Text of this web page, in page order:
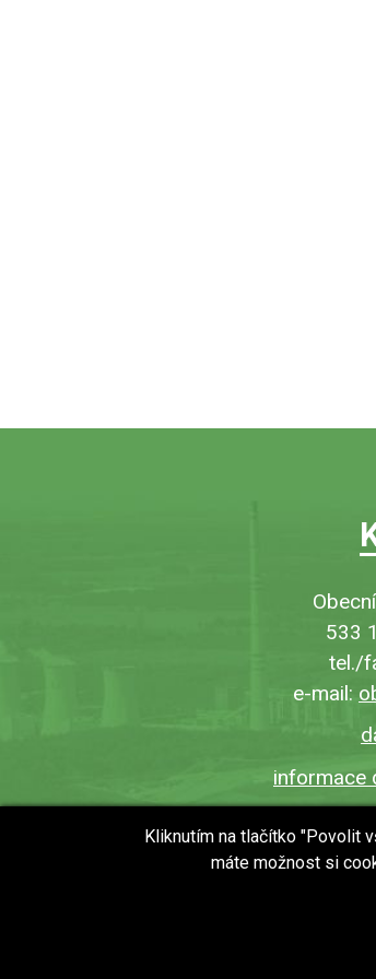
533
tel./
e-mail:
informace
Kliknutím na tlačítko "Povolit
máte možnost si